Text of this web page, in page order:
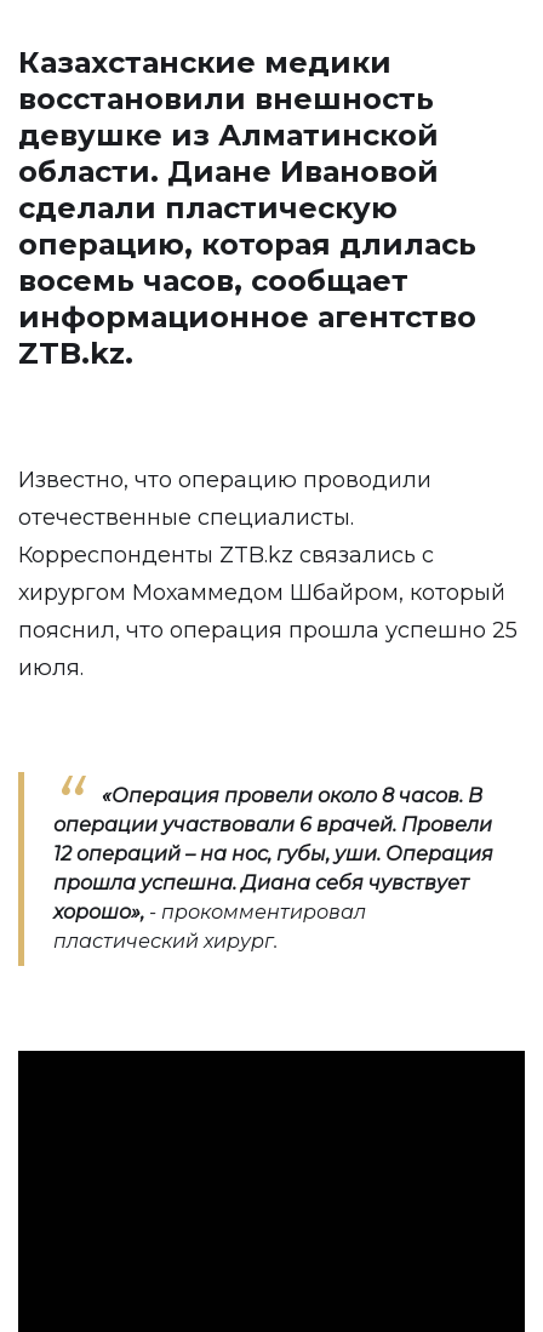
Казахстанские медики
восстановили внешность
девушке из Алматинской
области. Диане Ивановой
сделали пластическую
операцию, которая длилась
восемь часов, сообщает
информационное агентство
ZTB.kz.
Известно, что операцию проводили
отечественные специалисты.
Корреспонденты ZTB.kz связались с
хирургом Мохаммедом Шбайром, который
пояснил, что операция прошла успешно 25
июля.
«Операция провели около 8 часов. В
операции участвовали 6 врачей. Провели
12 операций – на нос, губы, уши. Операция
прошла успешна. Диана себя чувствует
хорошо», - прокомментировал
пластический хирург.